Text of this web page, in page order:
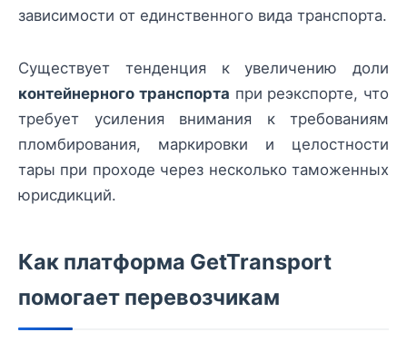
зависимости от единственного вида транспорта.
Существует тенденция к увеличению доли
контейнерного транспорта при реэкспорте, что
требует усиления внимания к требованиям
пломбирования, маркировки и целостности
тары при проходе через несколько таможенных
юрисдикций.
Как платформа GetTransport
помогает перевозчикам